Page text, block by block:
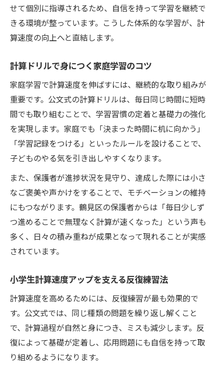
公文ドリルを使った反復練習の進め方
自宅学習で計算速度を上げる工夫と習慣
小学生計算速度アップに役立つ無料ドリル
毎日の計算ドリルで家庭学習の効果を実感
公文式で身につく計算速度アップ術
小学生の計算速度は公文式でどこまで伸び
る？
公文式学習法が計算速度に与える効果とは
計算ドリル反復で得られる計算速度アップ
小学生のやる気を引き出す公文式の工夫
公文ドリルで計算速度が身につく理由を解
説
無料ドリルを使った計算力強化のコツ
小学生計算速度アップに無料ドリルを活用
自宅学習に最適な計算ドリル小学生向け活
用法
無料ドリルで計算速度を伸ばす習慣の作り
方
公文問題集を併用した計算速度強化の方法
小学生が迷わない計算教材の選び方
せて個別に指導されるため、自信を持って学習を継続で
きる環境が整っています。こうした体系的な学習が、計
算速度の向上へと直結します。
計算ドリルで身につく家庭学習のコツ
家庭学習で計算速度を伸ばすには、継続的な取り組みが
重要です。公文式の計算ドリルは、毎日同じ時間に短時
間でも取り組むことで、学習習慣の定着と基礎力の強化
を実現します。家庭でも「決まった時間に机に向かう」
「学習記録をつける」といったルールを設けることで、
子どものやる気を引き出しやすくなります。
また、保護者が進捗状況を見守り、達成した際には小さ
なご褒美や声かけをすることで、モチベーションの維持
にもつながります。鶴見区の保護者からは「毎日少しず
つ進めることで無理なく計算が速くなった」という声も
多く、日々の積み重ねが成果となって現れることが実感
されています。
小学生計算速度アップを支える反復練習法
計算速度を高めるためには、反復練習が最も効果的で
す。公文式では、同じ種類の問題を繰り返し解くこと
で、計算過程が自然と身につき、ミスも減少します。反
復によって基礎が定着し、応用問題にも自信を持って取
り組めるようになります。